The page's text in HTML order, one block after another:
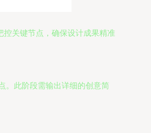
控关键节点，确保设计成果精准
。此阶段需输出详细的创意简